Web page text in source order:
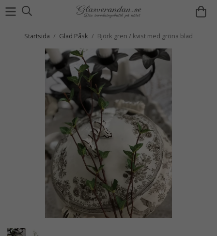
Startsida / Glad Påsk / Björk gren / kvist med gröna blad